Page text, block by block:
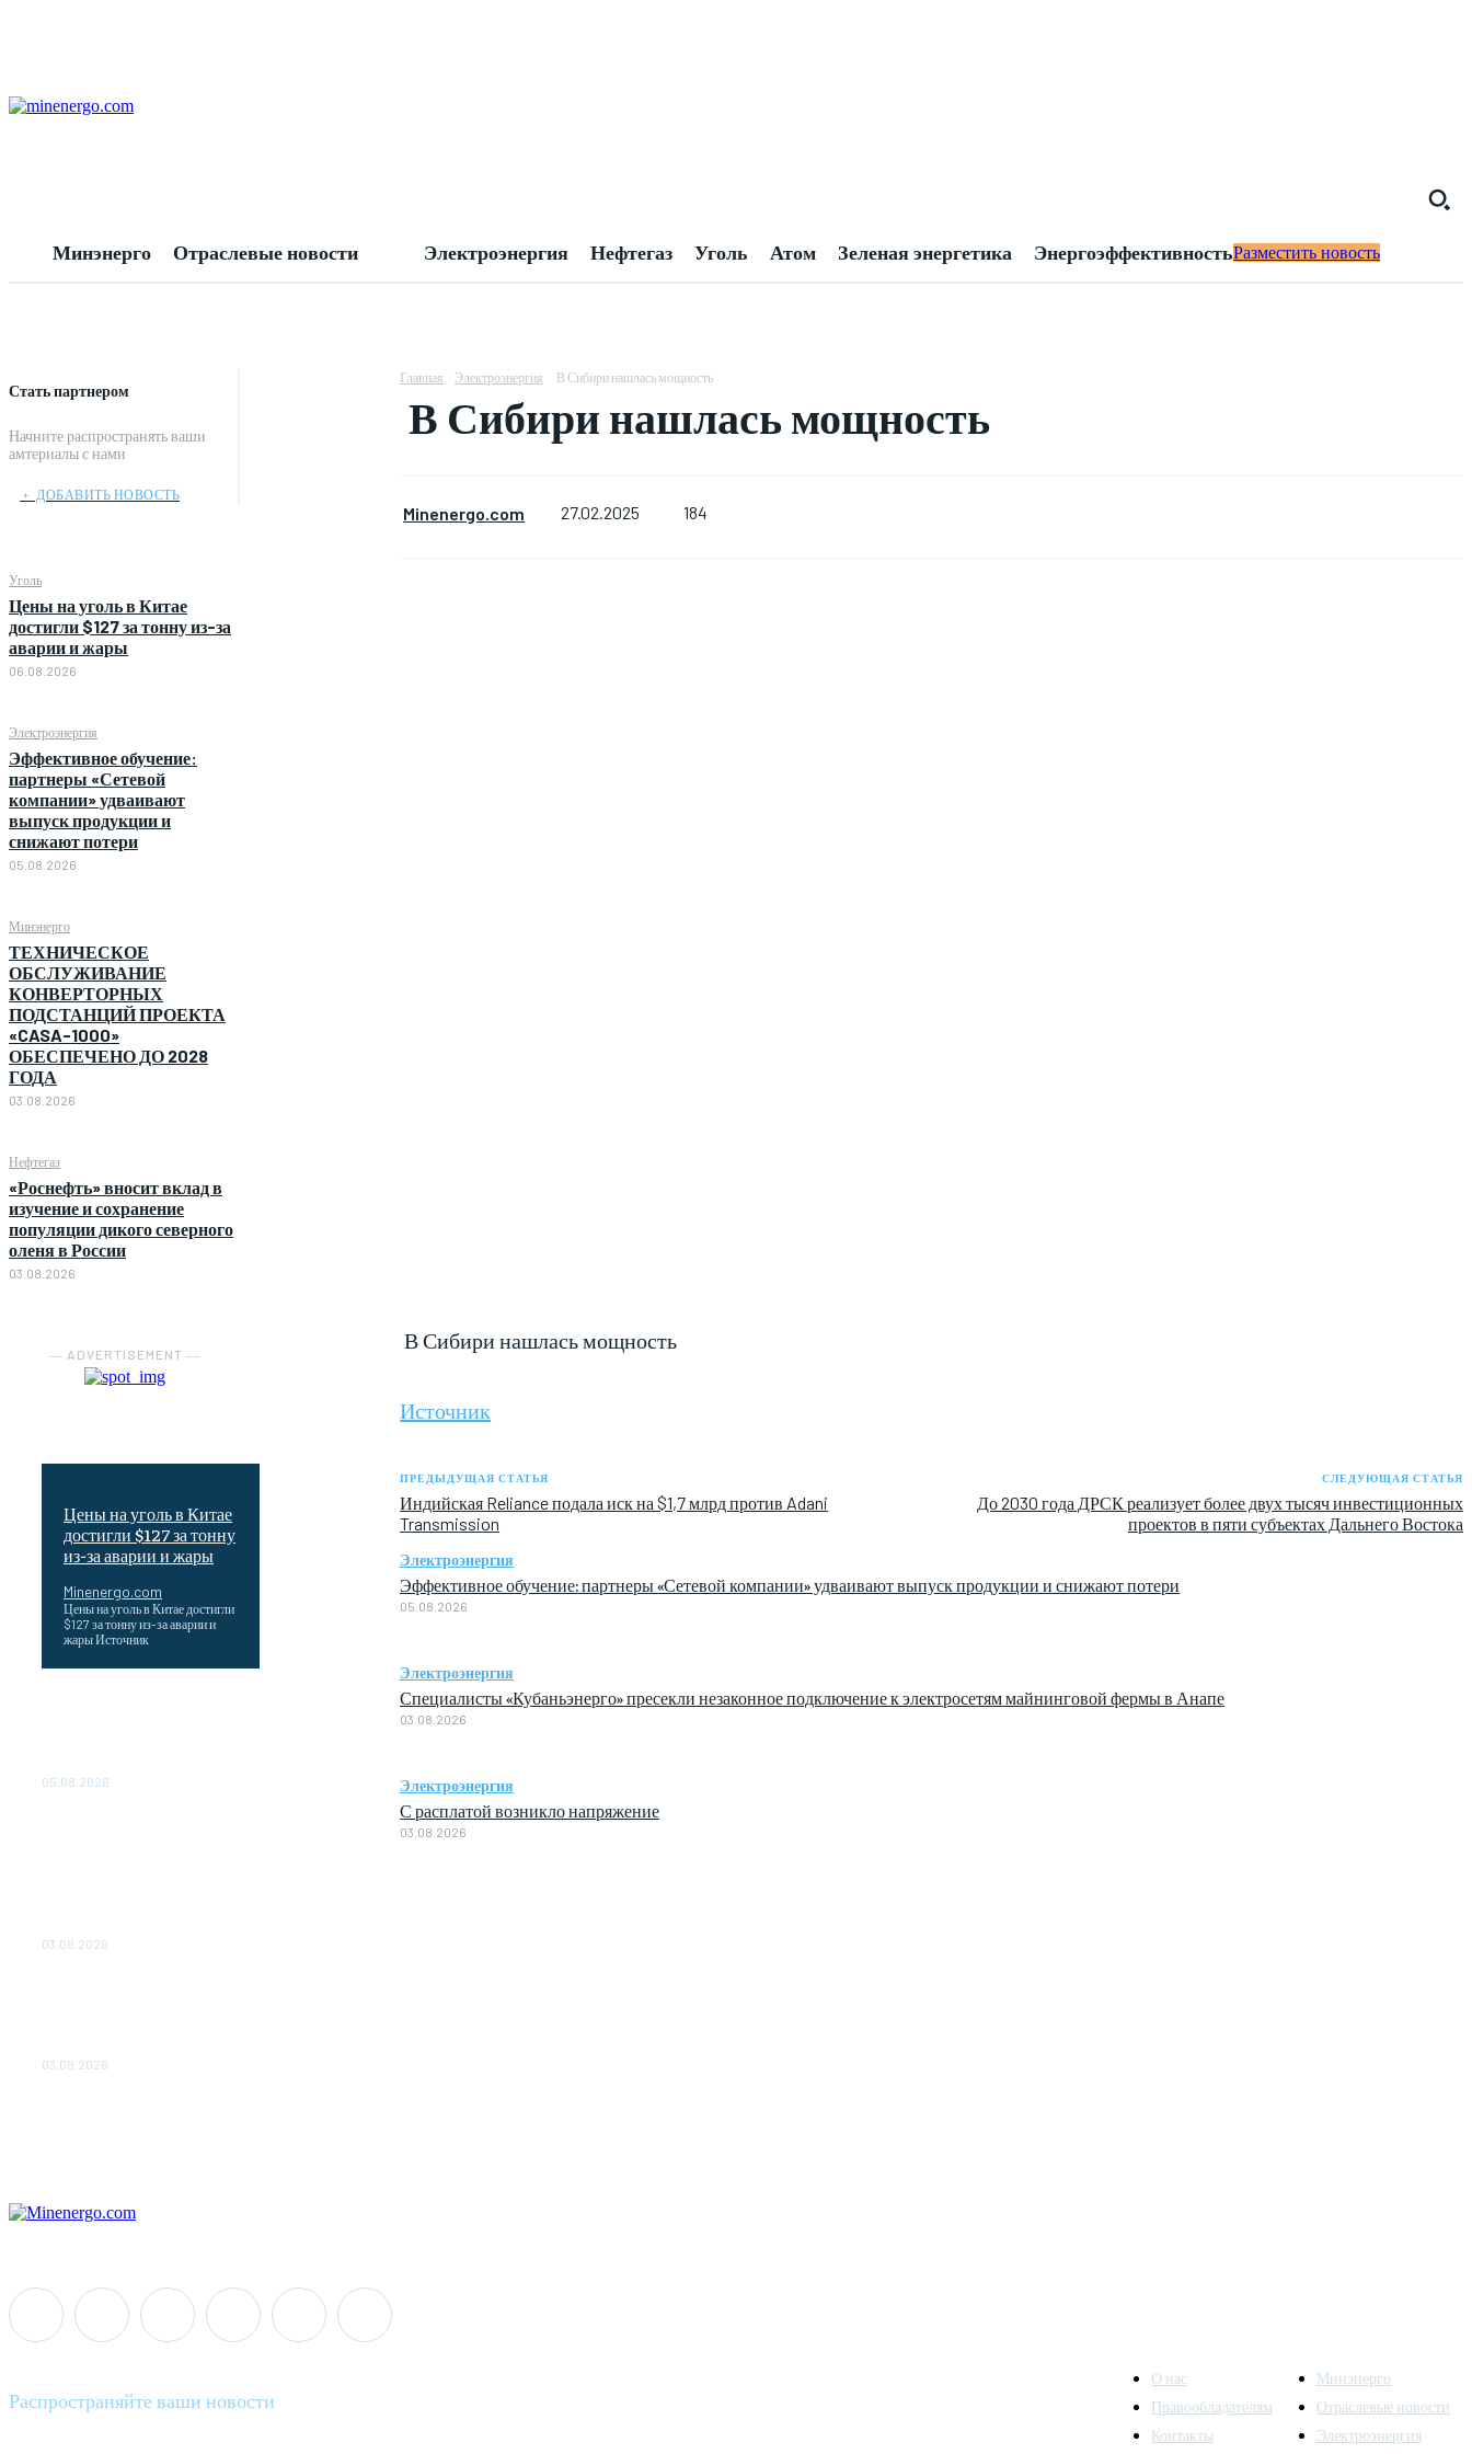
Минэнерго Отраслевые новости Электроэнергия Нефтегаз Уголь Атом Зеленая энергетика ЭнергоэффективностьРазместить новость
Стать партнером
Начните распространять ваши
амтериалы с нами
﹢ ДОБАВИТЬ НОВОСТЬ
Уголь
Цены на уголь в Китае
достигли $127 за тонну из-за
аварии и жары
06.08.2026
Электроэнергия
Эффективное обучение:
партнеры «Сетевой
компании» удваивают
выпуск продукции и
снижают потери
05.08.2026
Минэнерго
ТЕХНИЧЕСКОЕ
ОБСЛУЖИВАНИЕ
КОНВЕРТОРНЫХ
ПОДСТАНЦИЙ ПРОЕКТА
«CASA-1000»
ОБЕСПЕЧЕНО ДО 2028
ГОДА
03.08.2026
Нефтегаз
«Роснефть» вносит вклад в
изучение и сохранение
популяции дикого северного
оленя в России
03.08.2026
― ADVERTISEMENT ―
Цены на уголь в Китае
достигли $127 за тонну
из-за аварии и жары
Minenergo.com
Цены на уголь в Китае достигли
$127 за тонну из-за аварии и
жары Источник
05.08.2026
03.08.2026
03.08.2026
Главная Электроэнергия В Сибири нашлась мощность
В Сибири нашлась мощность
Minenergo.com 27.02.2025 184
В Сибири нашлась мощность
Источник
ПРЕДЫДУЩАЯ СТАТЬЯ
Индийская Reliance подала иск на $1,7 млрд против Adani
Transmission
СЛЕДУЮЩАЯ СТАТЬЯ
До 2030 года ДРСК реализует более двух тысяч инвестиционных
проектов в пяти субъектах Дальнего Востока
Электроэнергия
Эффективное обучение: партнеры «Сетевой компании» удваивают выпуск продукции и снижают потери
05.08.2026
Электроэнергия
Специалисты «Кубаньэнерго» пресекли незаконное подключение к электросетям майнинговой фермы в Анапе
03.08.2026
Электроэнергия
С расплатой возникло напряжение
03.08.2026
Распространяйте ваши новости
О нас
Правообладателям
Контакты
Минэнерго
Отраслевые новости
Электроэнергия